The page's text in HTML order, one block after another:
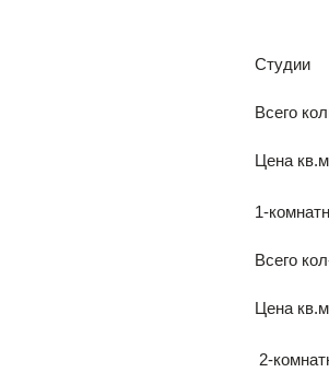
Студии
Всего
Цена
1-
Всего
Цена
2-